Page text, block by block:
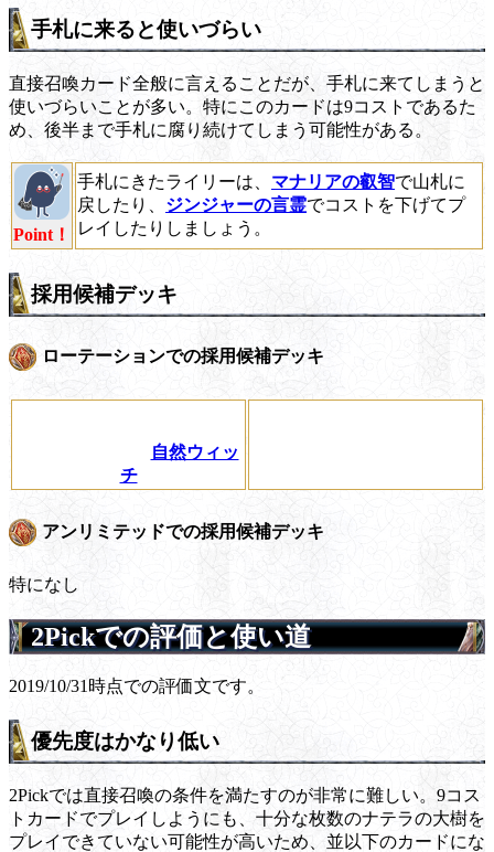
手札に来ると使いづらい
直接召喚カード全般に言えることだが、手札に来てしまうと
使いづらいことが多い。特にこのカードは9コストであるた
め、後半まで手札に腐り続けてしまう可能性がある。
Point！
手札にきたライリーは、 マナリアの叡智で山札に
戻したり、 ジンジャーの言霊でコストを下げてプ
レイしたりしましょう。
採用候補デッキ
ローテーションでの採用候補デッキ
自然ウィッ
チ
アンリミテッドでの採用候補デッキ
特になし
2Pickでの評価と使い道
2019/10/31時点での評価文です。
優先度はかなり低い
2Pickでは直接召喚の条件を満たすのが非常に難しい。9コス
トカードでプレイしようにも、十分な枚数のナテラの大樹を
プレイできていない可能性が高いため、並以下のカードにな